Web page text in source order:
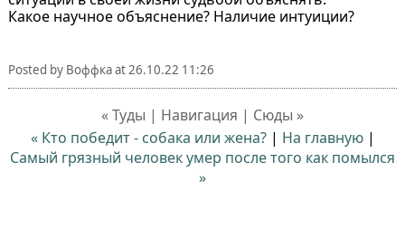
Какое научное объяснение? Наличие интуиции?
Posted by Воффкаat 26.10.22 11:26
« Туды | Навигация | Сюды »
« Кто победит - собака или жена?| На главную|
Самый грязный человек умер после того как помылся
»